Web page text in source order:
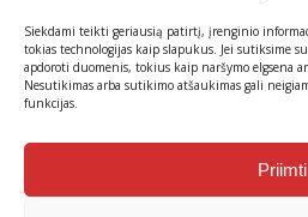
Siekdami teikti geriausią patirtį, įrenginio
tokias technologijas kaip slapukus. Jei sutiksime
apdoroti duomenis, tokius kaip naršymo elgsena
Nesutikimas arba sutikimo atšaukimas gali
funkcijas.
Priimti